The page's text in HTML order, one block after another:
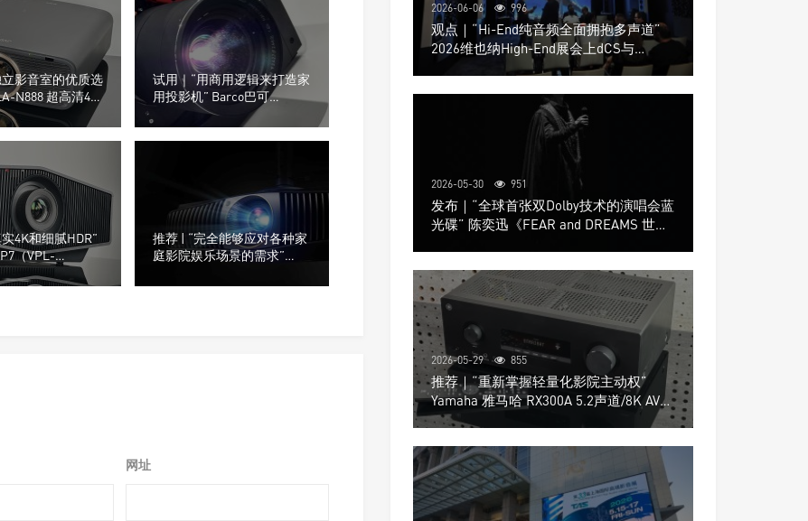
影音室的优质选
N888 超高清4K
试用｜“用商用逻辑来打造家
用投影机” Barco巴可
Heimdall+ 4K UHD 3色激光
投影机
4K和细腻HDR”
（VPL-
超高清投影机
推荐 | “完全能够应对各种家
庭影院娱乐场景的需求”
影机
网址
2026-06-06 996
观点｜“Hi-End纯音频全面拥抱多声道”
2026维也纳High-End展会上dCS与
Trinnov Audio搭建多声道演示系统
2026-05-30 951
发布｜“全球首张双Dolby技术的演唱会蓝
光碟” 陈奕迅《FEAR and DREAMS 世界
2026-05-29 855
推荐｜“重新掌握轻量化影院主动权”
Yamaha 雅马哈 RX300A 5.2声道/8K AV放
大器